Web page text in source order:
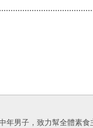
年男子，致力幫全體素食